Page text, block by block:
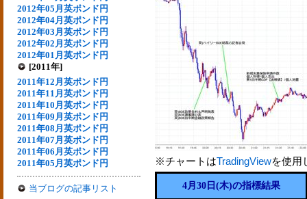
2012年05月英ポンド円
2012年04月英ポンド円
2012年03月英ポンド円
2012年02月英ポンド円
2012年01月英ポンド円
[2011年]
2011年12月英ポンド円
2011年11月英ポンド円
2011年10月英ポンド円
2011年09月英ポンド円
2011年08月英ポンド円
2011年07月英ポンド円
2011年06月英ポンド円
2011年05月英ポンド円
当ブログの記事リスト
※チャートはTradingViewを使用
4月30日(木)の指標結果